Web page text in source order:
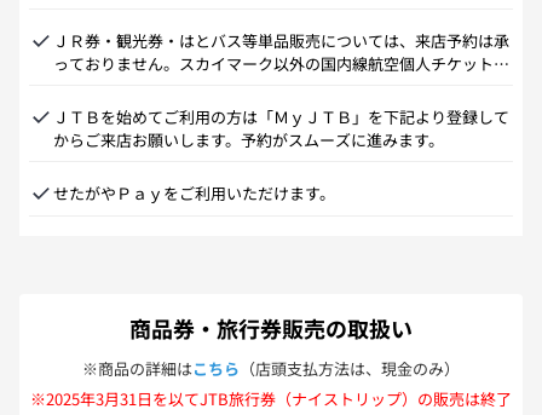
ＪＲ券・観光券・はとバス等単品販売については、来店予約は承
っておりません。スカイマーク以外の国内線航空個人チケット、
の航空は手配できます）
ＪＴＢを始めてご利用の方は「ＭｙＪＴＢ」を下記より登録して
からご来店お願いします。予約がスムーズに進みます。
せたがやＰａｙをご利用いただけます。
商品券・旅行券販売の取扱い
※商品の詳細はこちら （店頭支払方法は、現金のみ）
※2025年3月31日を以てJTB旅行券（ナイストリップ）の販売は終了